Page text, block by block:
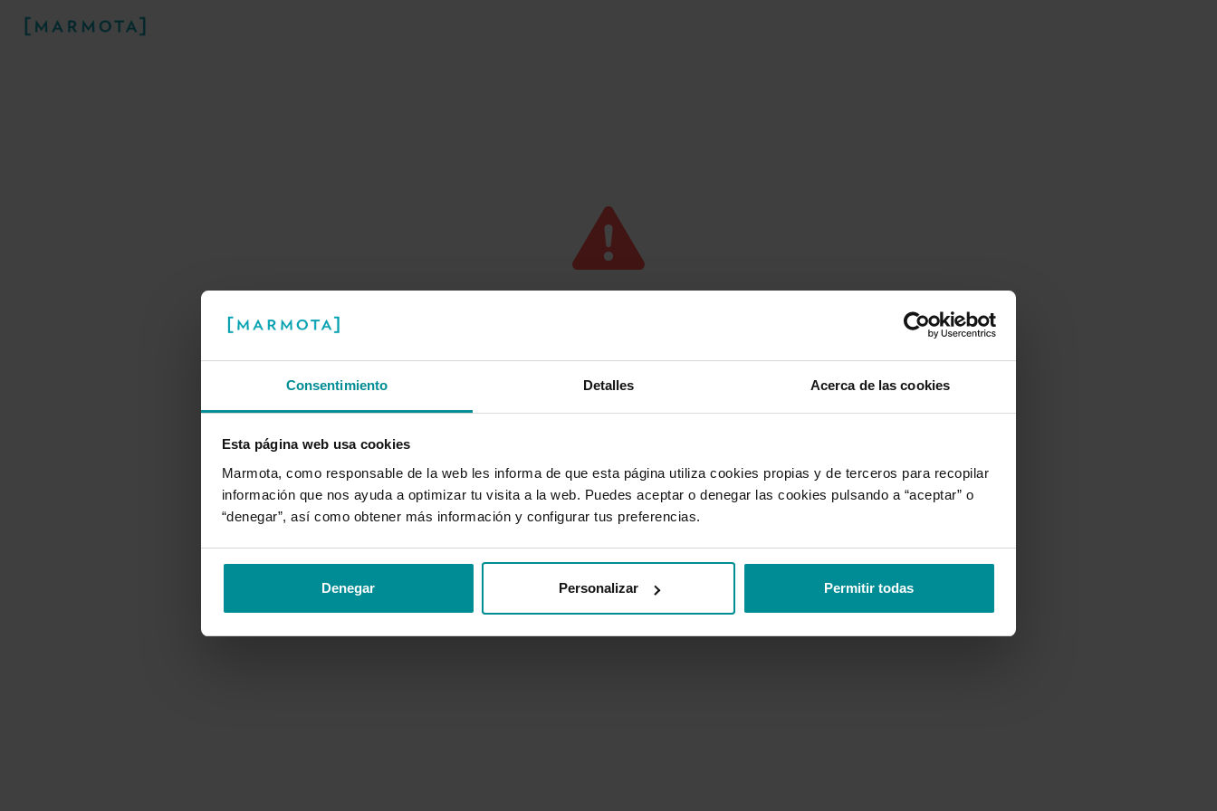
Consentimiento Detalles Acerca de las cookies
Esta página web usa cookies
Marmota, como responsable de la web les informa de que esta página utiliza cookies propias y de terceros para recopilar
información que nos ayuda a optimizar tu visita a la web. Puedes aceptar o denegar las cookies pulsando a “aceptar” o
“denegar”, así como obtener más información y configurar tus preferencias.
Denegar Personalizar Permitir todas
mal
Nuestra marmota está trabajando duro para
arreglar este problema en la madriguera.
CONTACTAR SOPORTE